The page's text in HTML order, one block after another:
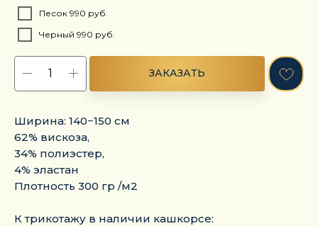
Песок 990 руб.
Черный 990 руб.
ЗАКАЗАТЬ
Ширина: 140−150 см
62% вискоза,
34% полиэстер,
4% эластан
Плотность 300 гр /м2
К трикотажу в наличии кашкорсе: